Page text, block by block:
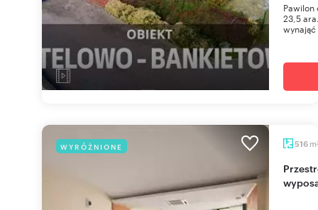
Pawilon
23,5
WYRÓŻNIONE 516 m
Przestronny lokal w centrum Lubina z pełnym